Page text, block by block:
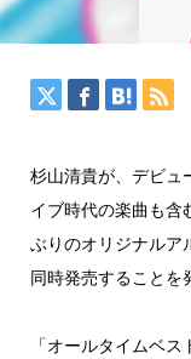
杉山清貴が、デビュ
イブ時代の楽曲も含
ぶりのオリジナルア
同時発売することを
「オールタイムベ